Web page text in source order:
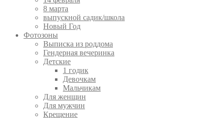
8 марта
выпускной садик/школа
Новый Год
Фотозоны
Выписка из роддома
Гендерная вечеринка
Детские
1 годик
Девочкам
Мальчикам
Для женщин
Для мужчин
Крещение